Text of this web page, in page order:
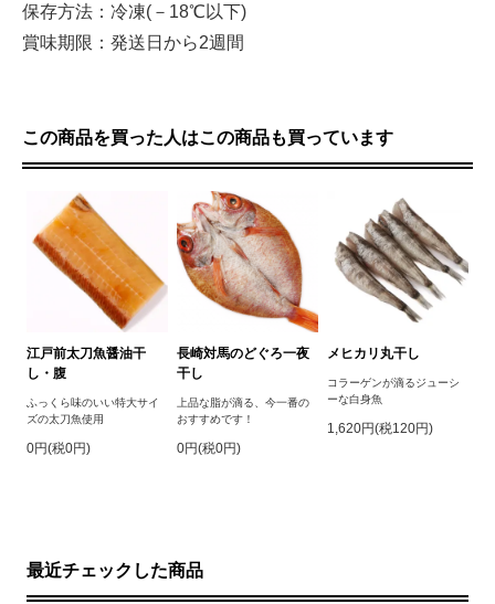
保存方法：冷凍(－18℃以下)
賞味期限：発送日から2週間
この商品を買った人はこの商品も買っています
江戸前太刀魚醤油干
し・腹
ふっくら味のいい特大サイ
ズの太刀魚使用
0円(税0円)
長崎対馬のどぐろ一夜
干し
上品な脂が滴る、今一番の
おすすめです！
0円(税0円)
メヒカリ丸干し
コラーゲンが滴るジューシ
ーな白身魚
1,620円(税120円)
最近チェックした商品